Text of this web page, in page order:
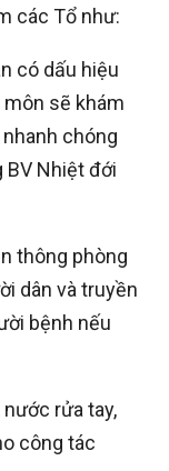
các Tổ như:
có dấu hiệu
sẽ khám
nhanh chóng
BV Nhiệt đới
thông phòng
dân và truyền
bệnh nếu
rửa tay,
công tác